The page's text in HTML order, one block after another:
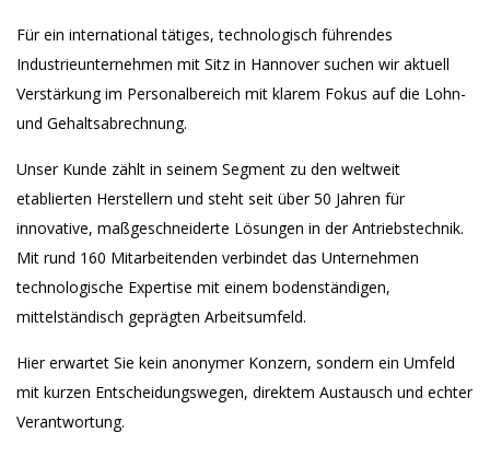
Für ein international tätiges, technologisch führendes
Industrieunternehmen mit Sitz in Hannover suchen wir aktuell
Verstärkung im Personalbereich mit klarem Fokus auf die Lohn-
und Gehaltsabrechnung.
Unser Kunde zählt in seinem Segment zu den weltweit
etablierten Herstellern und steht seit über 50 Jahren für
innovative, maßgeschneiderte Lösungen in der Antriebstechnik.
Mit rund 160 Mitarbeitenden verbindet das Unternehmen
technologische Expertise mit einem bodenständigen,
mittelständisch geprägten Arbeitsumfeld.
Hier erwartet Sie kein anonymer Konzern, sondern ein Umfeld
mit kurzen Entscheidungswegen, direktem Austausch und echter
Verantwortung.